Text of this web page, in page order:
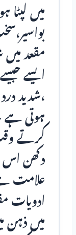
میں لپٹا
مقعد میں
ایسے
،شدید
ہوتی ہے
کرتے
دکھن اس
علامت
ادویات
میں ذہن